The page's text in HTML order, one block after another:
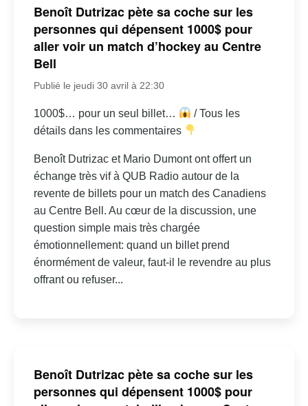
Benoît Dutrizac pète sa coche sur les
personnes qui dépensent 1000$ pour
aller voir un match d’hockey au Centre
Bell
Publié le jeudi 30 avril à 22:30
1000$… pour un seul billet…
/ Tous les
détails dans les commentaires
Benoît Dutrizac et Mario Dumont ont offert un
échange très vif à QUB Radio autour de la
revente de billets pour un match des Canadiens
au Centre Bell. Au cœur de la discussion, une
question simple mais très chargée
émotionnellement: quand un billet prend
énormément de valeur, faut-il le revendre au plus
offrant ou refuser...
Benoît Dutrizac pète sa coche sur les
personnes qui dépensent 1000$ pour